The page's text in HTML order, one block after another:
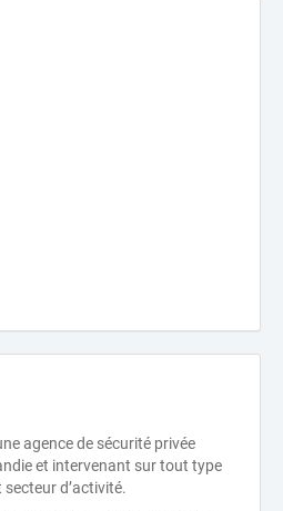
agence de sécurité privée
et intervenant sur tout type
d’activité.